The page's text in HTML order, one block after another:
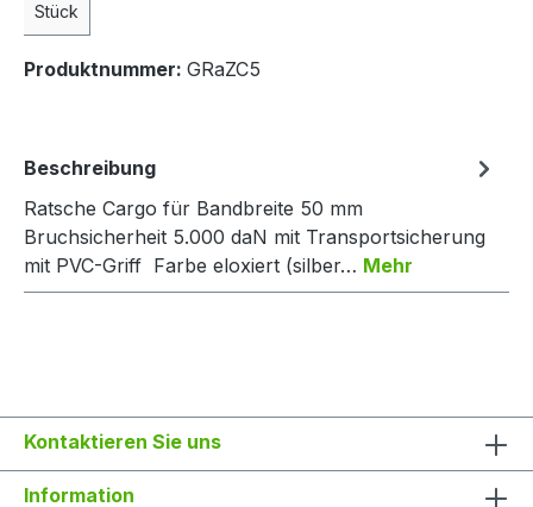
Stück
Produktnummer: GRaZC5
Beschreibung
Ratsche Cargo für Bandbreite 50 mm
Bruchsicherheit 5.000 daN mit Transportsicherung
mit PVC-Griff Farbe eloxiert (silber… Mehr
Kontaktieren Sie uns
Information